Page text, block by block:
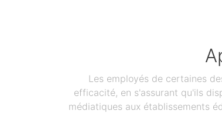
Les employés de certaines
efficacité, en s'assurant qu'ils
médiatiques aux établissements